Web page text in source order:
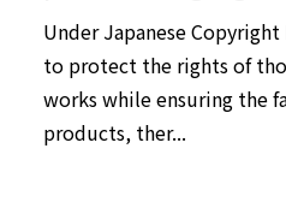
Under Japanese
to protect the rights of
works while ensuring the
products, ther...